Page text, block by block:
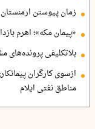
زمان پیوستن
«پیمان مکه»؛ اهرم
بلاتکلیفی
ازسوی کارگران
مناطق نفتی ایلام